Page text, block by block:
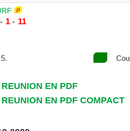
1- 11
EN PDF
EN PDF COMPACT